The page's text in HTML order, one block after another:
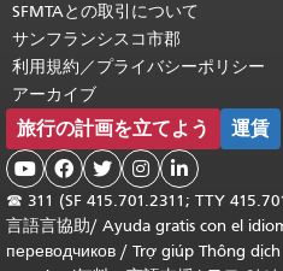
SFMTAとの取引について
サンフランシスコ市郡
利用規約／プライバシーポリシー
アーカイブ
旅行の計画を立てよう 運賃
    
☎ 311 (SF 415.701.2311; TTY
言語言協助/ Ayuda gratis con el
переводчиков / Trợ giúp Thông